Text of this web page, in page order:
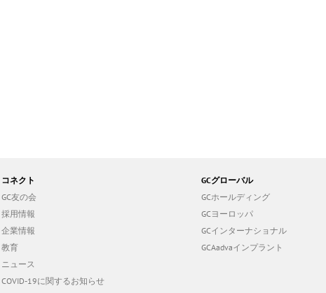
コネクト
GC友の会
採用情報
企業情報
教育
ニュース
COVID-19に関するお知らせ
GCグローバル
GCホールディング
GCヨーロッパ
GCインターナショナル
GCAadvaインプラント